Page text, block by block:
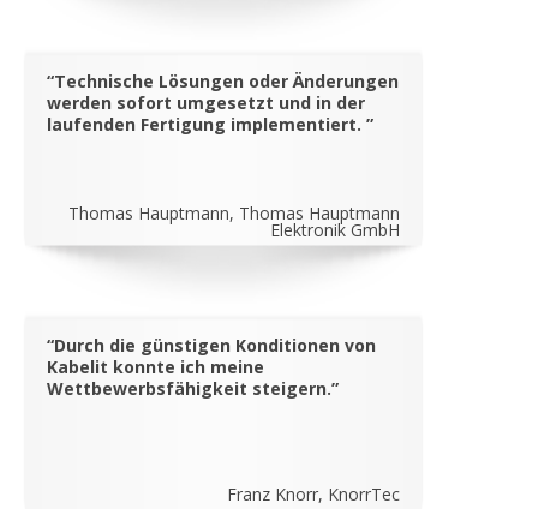
“Technische Lösungen oder Änderungen
werden sofort umgesetzt und in der
laufenden Fertigung implementiert. ”
Thomas Hauptmann, Thomas Hauptmann
Elektronik GmbH
“Durch die günstigen Konditionen von
Kabelit konnte ich meine
Wettbewerbsfähigkeit steigern.”
Franz Knorr, KnorrTec